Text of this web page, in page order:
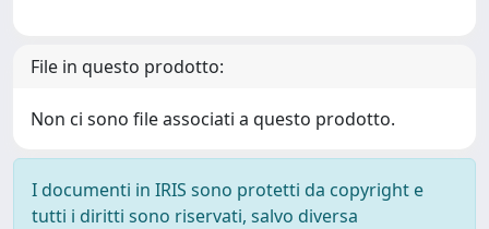
File in questo prodotto:
Non ci sono file associati a questo prodotto.
I documenti in IRIS sono protetti da copyright e
tutti i diritti sono riservati, salvo diversa